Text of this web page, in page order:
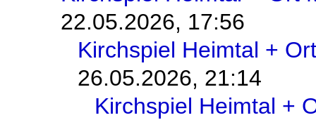
22.05.2026, 17:56
Kirchspiel Heimtal +
26.05.2026, 21:14
Kirchspiel Heimtal +